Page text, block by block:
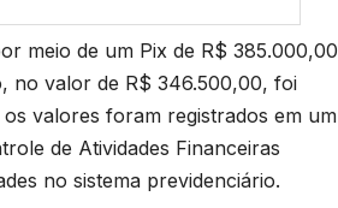
meio de um Pix de R$ 385.000,00
no valor de R$ 346.500,00, foi
valores foram registrados em um
de Atividades Financeiras
no sistema previdenciário.